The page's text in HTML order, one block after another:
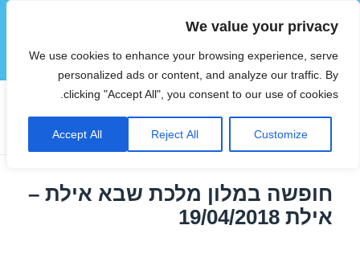
We value your privacy
We use cookies to enhance your browsing experience, serve
personalized ads or content, and analyze our traffic. By
clicking "Accept All", you consent to our use of cookies.
Customize
Reject All
Accept All
הוטצימר
תפריטים
ווידג'טים
תגית:חבילת נופש לאילת במאי
חופשה במלון מלכת שבא אילת –
אילת 19/04/2018